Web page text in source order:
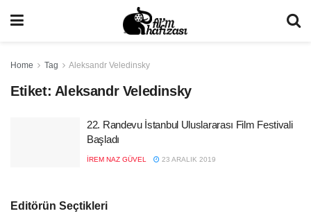
Home Tag Aleksandr Veledinsky
Etiket: Aleksandr Veledinsky
22. Randevu İstanbul Uluslararası Film Festivali
Başladı
İREM NAZ GÜVEL 23 ARALIK 2019
Editörün Seçtikleri